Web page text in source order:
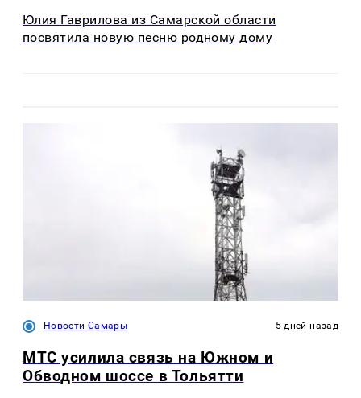
Юлия Гаврилова из Самарской области
посвятила новую песню родному дому
Новости Самары 5 дней назад
МТС усилила связь на Южном и
Обводном шоссе в Тольятти